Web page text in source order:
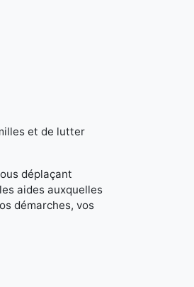
et de lutter
déplaçant
aides auxquelles
démarches, vos